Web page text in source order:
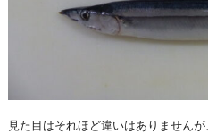
見た目はそれほど違いはありません